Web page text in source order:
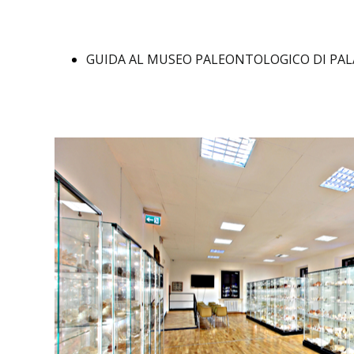
GUIDA AL MUSEO PALEONTOLOGICO DI